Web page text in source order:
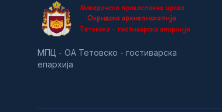
МПЦ - ОА Тетовско - гостиварска
епархија